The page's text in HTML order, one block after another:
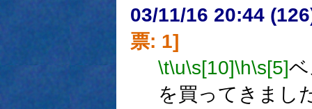
03/11/16 20:44
票: 1]
\t\u\s[10]\h\s[5]
を買ってきまし